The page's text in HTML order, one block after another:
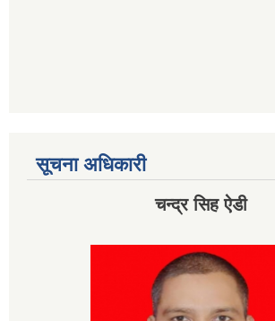
सूचना अधिकारी
चन्द्र सिह ऐडी